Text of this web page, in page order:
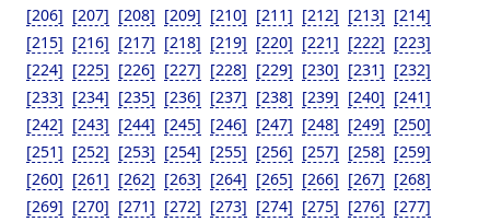
[206] [207] [208] [209] [210] [211] [212] [213] [214]
[215] [216] [217] [218] [219] [220] [221] [222] [223]
[224] [225] [226] [227] [228] [229] [230] [231] [232]
[233] [234] [235] [236] [237] [238] [239] [240] [241]
[242] [243] [244] [245] [246] [247] [248] [249] [250]
[251] [252] [253] [254] [255] [256] [257] [258] [259]
[260] [261] [262] [263] [264] [265] [266] [267] [268]
[269] [270] [271] [272] [273] [274] [275] [276] [277]